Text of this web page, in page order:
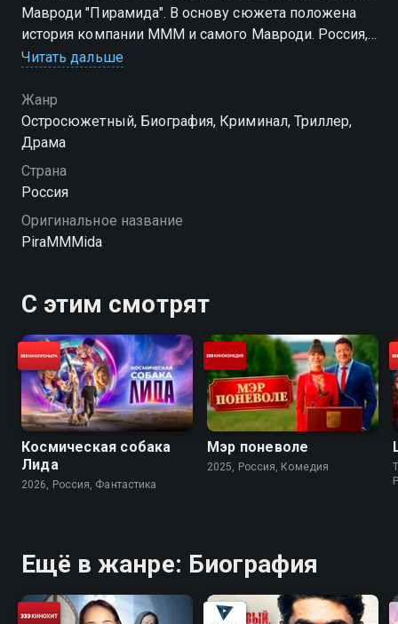
Мавроди "Пирамида". В основу сюжета положена
история компании МММ и самого Мавроди. Россия,
начало 1990-х. Никому не известный математик-
своему интеллекту
Читать дальше
Жанр
Остросюжетный, Биография, Криминал, Триллер,
Драма
Страна
Россия
Оригинальное название
PiraMMMida
С этим смотрят
Космическая собака
Лида
2026, Россия, Фантастика
Мэр поневоле
2025, Россия, Комедия
Ещё в жанре: Биография